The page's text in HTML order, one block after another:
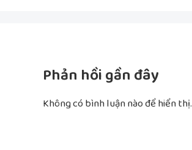
Phản hồi gần đây
Không có bình luận nào để hiển thị.